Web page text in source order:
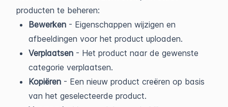
producten te beheren:
Bewerken - Eigenschappen wijzigen en
afbeeldingen voor het product uploaden.
Verplaatsen - Het product naar de gewenste
categorie verplaatsen.
Kopiëren - Een nieuw product creëren op basis
van het geselecteerde product.